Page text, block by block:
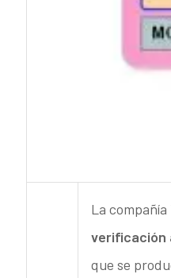
La
verificación
que se